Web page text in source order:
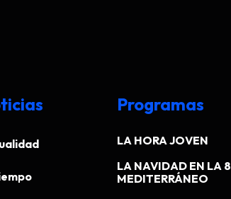
Programas
LA HORA JOVEN
LA NAVIDAD EN LA 8
MEDITERRÁNEO